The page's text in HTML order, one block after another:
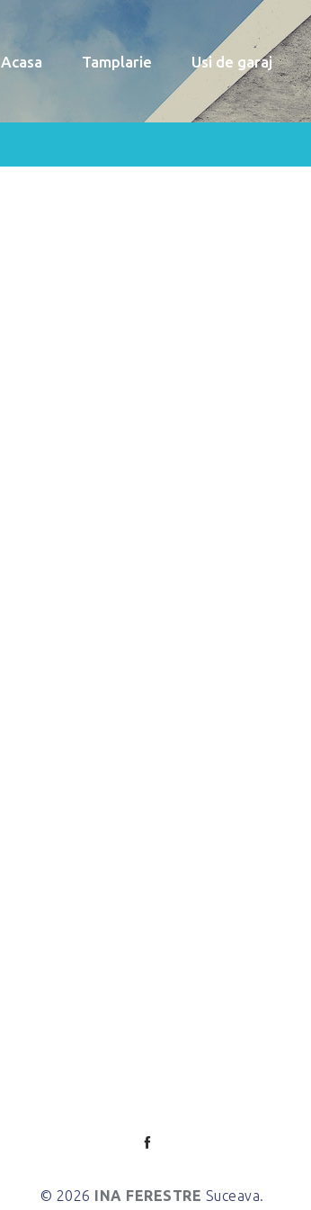
Acasa Tamplarie Usi de garaj
© 2026 INA FERESTRE Suceava.